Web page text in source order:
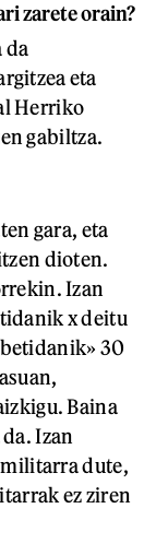
zarete orain?
da
eta
Herriko
gabiltza.
gara, eta
dioten.
Izan
x deitu
30
Baina
Izan
dute,
ez ziren